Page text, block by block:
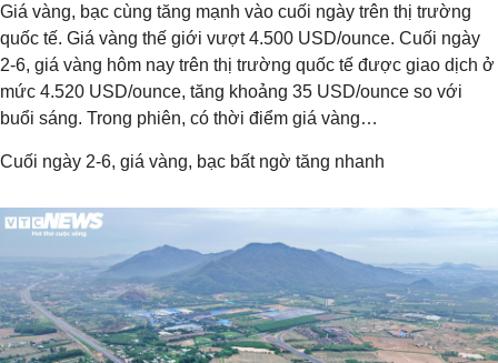
Giá vàng, bạc cùng tăng mạnh vào cuối ngày trên thị trường
quốc tế. Giá vàng thế giới vượt 4.500 USD/ounce. Cuối ngày
2-6, giá vàng hôm nay trên thị trường quốc tế được giao dịch ở
mức 4.520 USD/ounce, tăng khoảng 35 USD/ounce so với
buổi sáng. Trong phiên, có thời điểm giá vàng…
Cuối ngày 2-6, giá vàng, bạc bất ngờ tăng nhanh